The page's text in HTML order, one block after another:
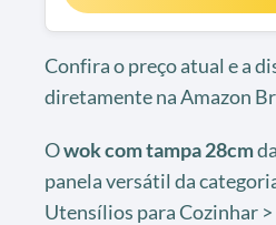
Confira o preço atual e a
diretamente na Amazon
Owok com tampa 28cm
panela versátil da
Utensílios para Cozinhar